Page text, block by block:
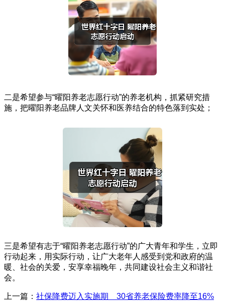
二是希望参与“曜阳养老志愿行动”的养老机构，抓紧研究措
施，把曜阳养老品牌人文关怀和医养结合的特色落到实处；
三是希望有志于“曜阳养老志愿行动”的广大青年和学生，立即
行动起来，用实际行动，让广大老年人感受到党和政府的温
暖、社会的关爱，安享幸福晚年，共同建设社会主义和谐社
会。
上一篇： 社保降费迈入实施期 30省养老保险费率降至16%